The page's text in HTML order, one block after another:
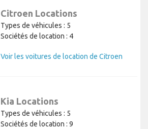
Citroen Locations
Types de véhicules : 5
Sociétés de location : 4
Voir les voitures de location de Citroen
Kia Locations
Types de véhicules : 5
Sociétés de location : 9